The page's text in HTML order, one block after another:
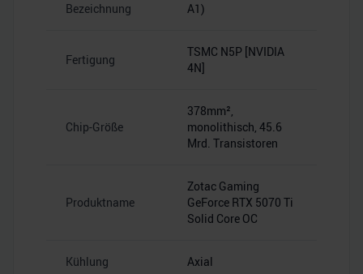
Bezeichnung
A1)
Fertigung
TSMC N5P [NVIDIA
4N]
Chip-Größe
378mm²,
monolithisch, 45.6
Mrd. Transistoren
Produktname
Zotac Gaming
GeForce RTX 5070 Ti
Solid Core OC
Kühlung Axial